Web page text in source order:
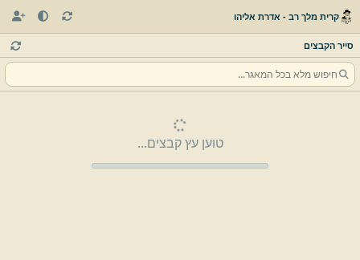
קרית מלך רב - אדרת אליהו
סייר הקבצים
טוען עץ קבצים...